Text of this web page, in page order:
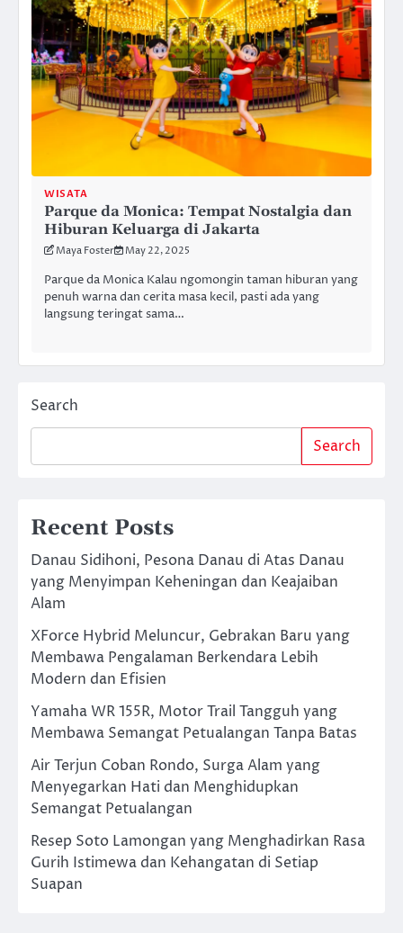
WISATA
Parque da Monica: Tempat Nostalgia dan
Hiburan Keluarga di Jakarta
Maya Foster May 22, 2025
Parque da Monica Kalau ngomongin taman hiburan yang
penuh warna dan cerita masa kecil, pasti ada yang
langsung teringat sama…
Search
Search
Recent Posts
Danau Sidihoni, Pesona Danau di Atas Danau
yang Menyimpan Keheningan dan Keajaiban
Alam
XForce Hybrid Meluncur, Gebrakan Baru yang
Membawa Pengalaman Berkendara Lebih
Modern dan Efisien
Yamaha WR 155R, Motor Trail Tangguh yang
Membawa Semangat Petualangan Tanpa Batas
Air Terjun Coban Rondo, Surga Alam yang
Menyegarkan Hati dan Menghidupkan
Semangat Petualangan
Resep Soto Lamongan yang Menghadirkan Rasa
Gurih Istimewa dan Kehangatan di Setiap
Suapan